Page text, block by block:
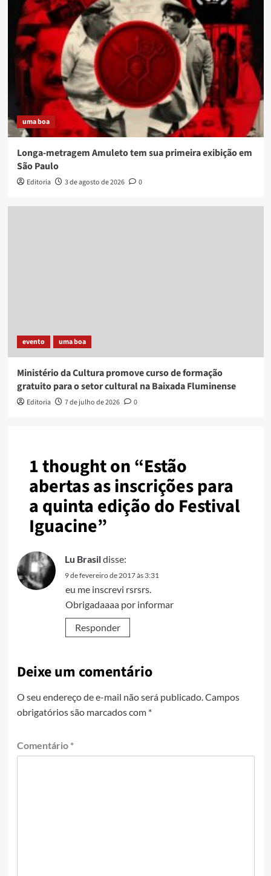
uma boa
Longa-metragem Amuleto tem sua primeira exibição em
São Paulo
Editoria 3 de agosto de 2026 0
evento uma boa
Ministério da Cultura promove curso de formação
gratuito para o setor cultural na Baixada Fluminense
Editoria 7 de julho de 2026 0
1 thought on “Estão
abertas as inscrições para
a quinta edição do Festival
Iguacine”
Lu Brasildisse:
9 de fevereiro de 2017 às 3:31
eu me inscrevi rsrsrs.
Obrigadaaaa por informar
Responder
Deixe um comentário
O seu endereço de e-mail não será publicado.Campos
obrigatórios são marcados com *
Comentário *